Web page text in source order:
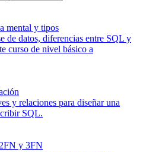
mental y tipos
de datos, diferencias entre SQL y
curso de nivel básico a
y relaciones para diseñar una
SQL.
y 3FN